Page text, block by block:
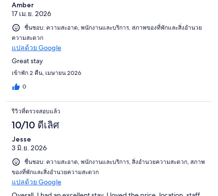
Amber
17 เม.ย. 2026
ชื่นชอบ: ความสะอาด, พนักงานและบริการ, สภาพของที่พักและสิ่งอำนวย
ความสะดวก
แปลด้วย Google
Great stay
เข้าพัก 2 คืน, เมษายน 2026
0
รีวิวที่ตรวจสอบแล้ว
10/10 ดีเลิศ
Jesse
3 มิ.ย. 2026
ชื่นชอบ: ความสะอาด, พนักงานและบริการ, สิ่งอำนวยความสะดวก, สภาพ
ของที่พักและสิ่งอำนวยความสะดวก
แปลด้วย Google